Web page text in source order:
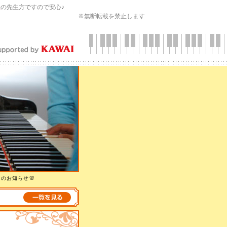
の先生方ですので安心♪
※無断転載を禁止します
お知らせ🌸